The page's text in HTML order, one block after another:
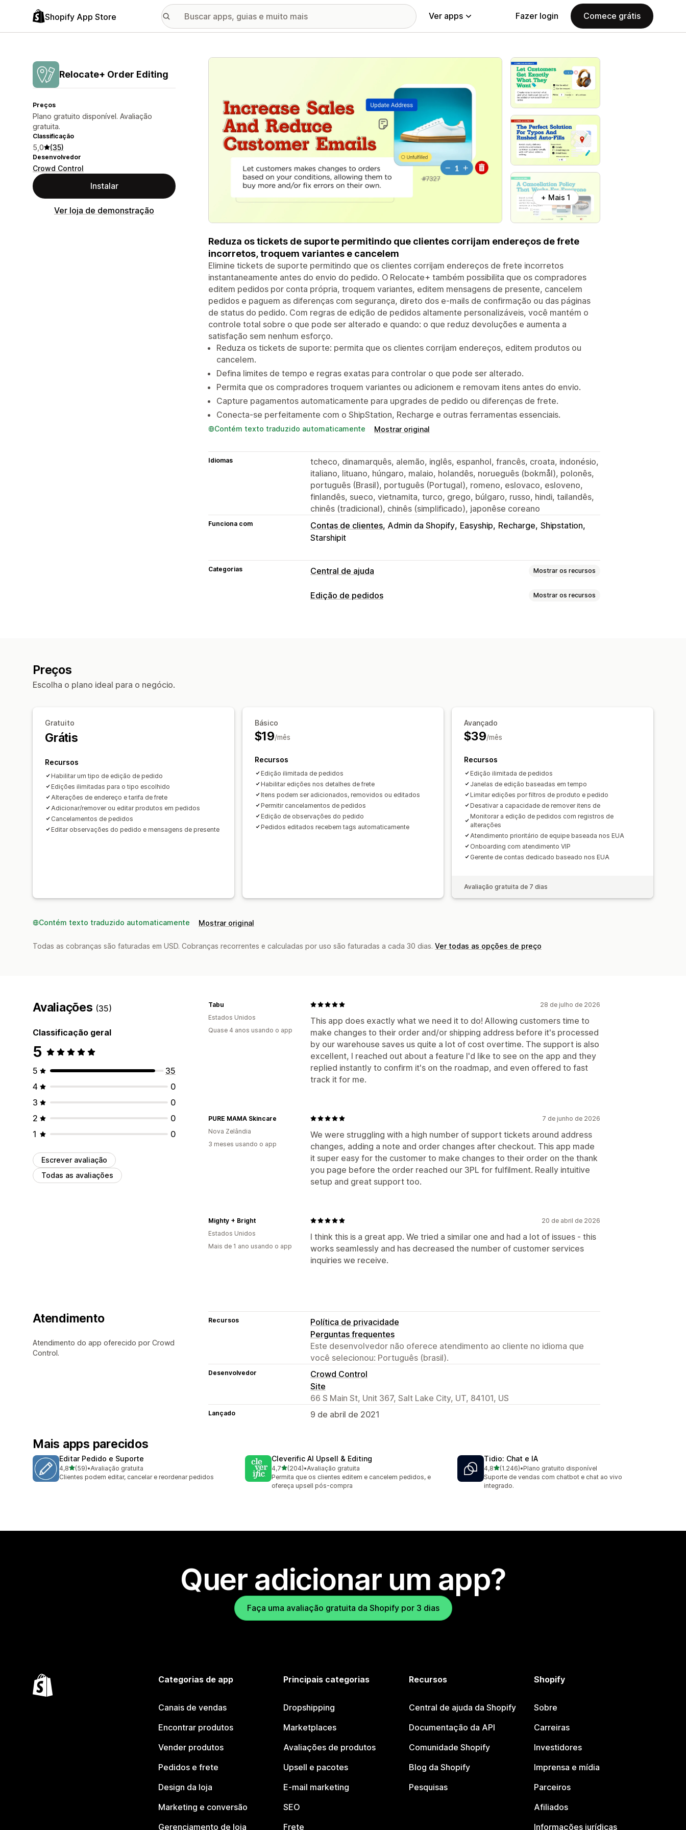
Shopify App Store Ver apps Fazer login Comece grátis
Relocate+ Order Editing
Preços
Plano gratuito disponível. Avaliação
gratuita.
Classificação
5,0 (35)
Desenvolvedor
Crowd Control
Instalar
Ver loja de demonstração
Galeria de imagens em destaque
+ Mais 1
Reduza os tickets de suporte permitindo que clientes corrijam endereços de frete
incorretos, troquem variantes e cancelem
Elimine tickets de suporte permitindo que os clientes corrijam endereços de frete incorretos
instantaneamente antes do envio do pedido. O Relocate+ também possibilita que os compradores
editem pedidos por conta própria, troquem variantes, editem mensagens de presente, cancelem
pedidos e paguem as diferenças com segurança, direto dos e-mails de confirmação ou das páginas
de status do pedido. Com regras de edição de pedidos altamente personalizáveis, você mantém o
controle total sobre o que pode ser alterado e quando: o que reduz devoluções e aumenta a
satisfação sem nenhum esforço.
Reduza os tickets de suporte: permita que os clientes corrijam endereços, editem produtos ou
cancelem.
Defina limites de tempo e regras exatas para controlar o que pode ser alterado.
Permita que os compradores troquem variantes ou adicionem e removam itens antes do envio.
Capture pagamentos automaticamente para upgrades de pedido ou diferenças de frete.
Conecta-se perfeitamente com o ShipStation, Recharge e outras ferramentas essenciais.
Contém texto traduzido automaticamente Mostrar original
Idiomas
tcheco, dinamarquês, alemão, inglês, espanhol, francês, croata, indonésio,
italiano, lituano, húngaro, malaio, holandês, norueguês (bokmål), polonês,
português (Brasil), português (Portugal), romeno, eslovaco, esloveno,
finlandês, sueco, vietnamita, turco, grego, búlgaro, russo, hindi, tailandês,
chinês (tradicional), chinês (simplificado), japonêse coreano
Funciona com Contas de clientes Admin da Shopify Easyship Recharge Shipstation
Starshipit
Categorias Central de ajuda Mostrar os recursos
Canais de vendas
Edição de pedidos Mostrar os recursos
Preços
Escolha o plano ideal para o negócio.
Gratuito
Grátis
Recursos
Habilitar um tipo de edição de pedido
Edições ilimitadas para o tipo escolhido
Alterações de endereço e tarifa de frete
Adicionar/remover ou editar produtos em pedidos
Cancelamentos de pedidos
Editar observações do pedido e mensagens de presente
Básico
$19/mês
Recursos
Edição ilimitada de pedidos
Habilitar edições nos detalhes de frete
Itens podem ser adicionados, removidos ou editados
Permitir cancelamentos de pedidos
Edição de observações do pedido
Pedidos editados recebem tags automaticamente
Avançado
$39/mês
Recursos
Edição ilimitada de pedidos
Janelas de edição baseadas em tempo
Limitar edições por filtros de produto e pedido
Desativar a capacidade de remover itens de
Monitorar a edição de pedidos com registros de
alterações
Atendimento prioritário de equipe baseada nos EUA
Onboarding com atendimento VIP
Gerente de contas dedicado baseado nos EUA
Avaliação gratuita de 7 dias
Contém texto traduzido automaticamente Mostrar original
Todas as cobranças são faturadas em USD. Cobranças recorrentes e calculadas por uso são faturadas a cada 30 dias. Ver todas as opções de preço
Avaliações (35)
Classificação geral
5
5
35
4
0
3
0
2
0
1
0
Escrever avaliação
Todas as avaliações
28 de julho de 2026
This app does exactly what we need it to do! Allowing customers time to
make changes to their order and/or shipping address before it's processed
by our warehouse saves us quite a lot of cost overtime. The support is also
excellent, I reached out about a feature I'd like to see on the app and they
replied instantly to confirm it's on the roadmap, and even offered to fast
track it for me.
Tabu
Estados Unidos
Quase 4 anos usando o app
7 de junho de 2026
We were struggling with a high number of support tickets around address
changes, adding a note and order changes after checkout. This app made
it super easy for the customer to make changes to their order on the thank
you page before the order reached our 3PL for fulfilment. Really intuitive
setup and great support too.
PURE MAMA Skincare
Nova Zelândia
3 meses usando o app
20 de abril de 2026
I think this is a great app. We tried a similar one and had a lot of issues - this
works seamlessly and has decreased the number of customer services
inquiries we receive.
Mighty + Bright
Estados Unidos
Mais de 1 ano usando o app
Atendimento
Atendimento do app oferecido por Crowd
Control.
Recursos
Política de privacidade
Perguntas frequentes
Este desenvolvedor não oferece atendimento ao cliente no idioma que
você selecionou: Português (brasil).
Desenvolvedor
Crowd Control
Site
66 S Main St, Unit 367, Salt Lake City, UT, 84101, US
Lançado 9 de abril de 2021
Mais apps parecidos
Editar Pedido e Suporte
4,8de 5 estrelas
(59)
59 avaliações ao todo
•Avaliação gratuita
Clientes podem editar, cancelar e reordenar pedidos
Cleverific AI Upsell & Editing
4,7de 5 estrelas
(204)
204 avaliações ao todo
•Avaliação gratuita
Permita que os clientes editem e cancelem pedidos, e
ofereça upsell pós-compra
Tidio: Chat e IA
4,8de 5 estrelas
(1.246)
1246 avaliações ao todo
•Plano gratuito disponível
Suporte de vendas com chatbot e chat ao vivo
integrado.
Quer adicionar um app?
Faça uma avaliação gratuita da Shopify por 3 dias
Categorias de app
Canais de vendas
Encontrar produtos
Vender produtos
Pedidos e frete
Design da loja
Marketing e conversão
Gerenciamento de loja
Principais categorias
Dropshipping
Marketplaces
Avaliações de produtos
Upsell e pacotes
E-mail marketing
SEO
Frete
Recursos
Central de ajuda da Shopify
Documentação da API
Comunidade Shopify
Blog da Shopify
Pesquisas
Shopify
Sobre
Carreiras
Investidores
Imprensa e mídia
Parceiros
Afiliados
Informações jurídicas